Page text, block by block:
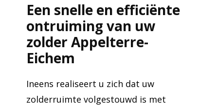
Een snelle en efficiënte
ontruiming van uw
zolder Appelterre-
Eichem
Ineens realiseert u zich dat uw
zolderruimte volgestouwd is met